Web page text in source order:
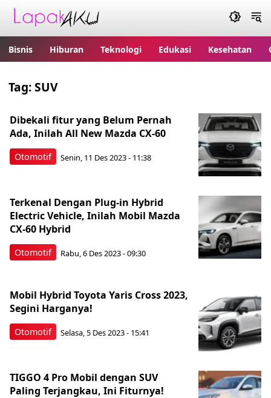
Bisnis Hiburan Teknologi Edukasi Kesehatan
Tag:SUV
Otomotif
Dibekali fitur yang Belum Pernah
Ada, Inilah All New Mazda CX-60
Senin, 11 Des 2023 - 11:38
Otomotif
Terkenal Dengan Plug-in Hybrid
Electric Vehicle, Inilah Mobil Mazda
CX-60 Hybrid
Rabu, 6 Des 2023 - 09:30
Otomotif
Mobil Hybrid Toyota Yaris Cross 2023,
Segini Harganya!
Selasa, 5 Des 2023 - 15:41
TIGGO 4 Pro Mobil dengan SUV
Paling Terjangkau, Ini Fiturnya!